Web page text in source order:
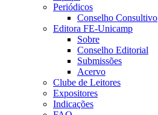
Periódicos
Conselho Consultivo
Editora FE-Unicamp
Sobre
Conselho Editorial
Submissões
Acervo
Clube de Leitores
Expositores
Indicações